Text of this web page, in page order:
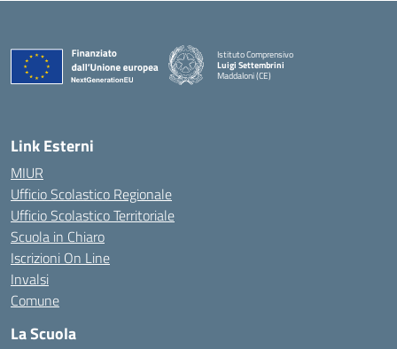
Istituto Comprensivo
Luigi Settembrini
Maddaloni (CE)
Link Esterni
MIUR
Ufficio Scolastico Regionale
Ufficio Scolastico Territoriale
Scuola in Chiaro
Iscrizioni On Line
Invalsi
Comune
La Scuola